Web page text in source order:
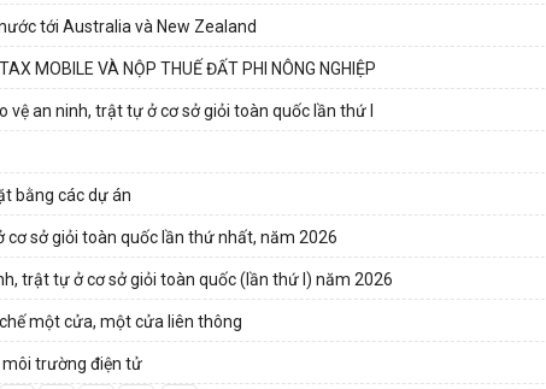
tới Australia và New Zealand
MOBILE VÀ NỘP THUẾ ĐẤT PHI NÔNG NGHIỆP
an ninh, trật tự ở cơ sở giỏi toàn quốc lần thứ I
bằng các dự án
cơ sở giỏi toàn quốc lần thứ nhất, năm 2026
trật tự ở cơ sở giỏi toàn quốc (lần thứ I) năm 2026
một cửa, một cửa liên thông
môi trường điện tử